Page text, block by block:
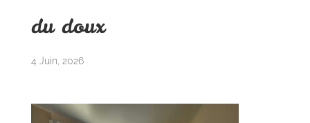
du doux
4 Juin, 2026